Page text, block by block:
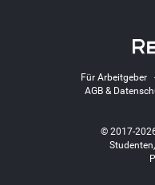
Für Arbeitgeber
AGB &
© 2017-